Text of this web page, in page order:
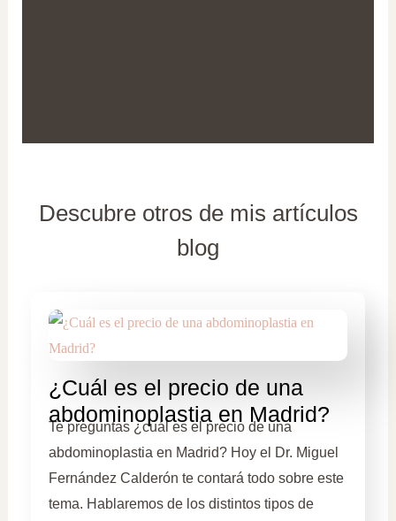
Descubre otros de mis artículos
blog
¿Cuál es el precio de una
abdominoplastia en Madrid?
Te preguntas ¿cuál es el precio de una
abdominoplastia en Madrid? Hoy el Dr. Miguel
Fernández Calderón te contará todo sobre este
tema. Hablaremos de los distintos tipos de